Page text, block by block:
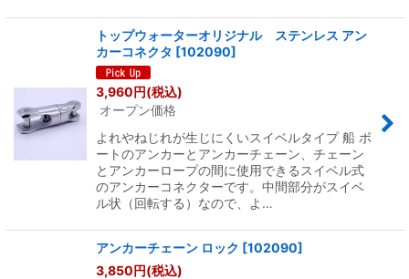
トップウォーターオリジナル ステンレス アン
カーコネクタ [102090]
3,960円(税込)
オープン価格
よれやねじれが生じにくいスイベルタイプ 船 ボ
ートのアンカーとアンカーチェーン、チェーン
とアンカーロープの間に使用できるスイベル式
のアンカーコネクターです。中間部分がスイベ
ル状（回転する）なので、よ…
アンカーチェーン ロック [102090]
3,850円(税込)